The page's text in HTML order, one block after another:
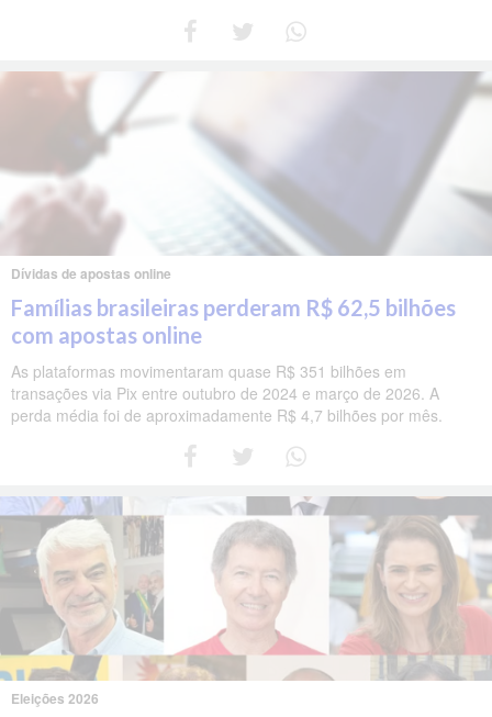
Dívidas de apostas online
Famílias brasileiras perderam R$ 62,5 bilhões
com apostas online
As plataformas movimentaram quase R$ 351 bilhões em
transações via Pix entre outubro de 2024 e março de 2026. A
perda média foi de aproximadamente R$ 4,7 bilhões por mês.
Eleições 2026